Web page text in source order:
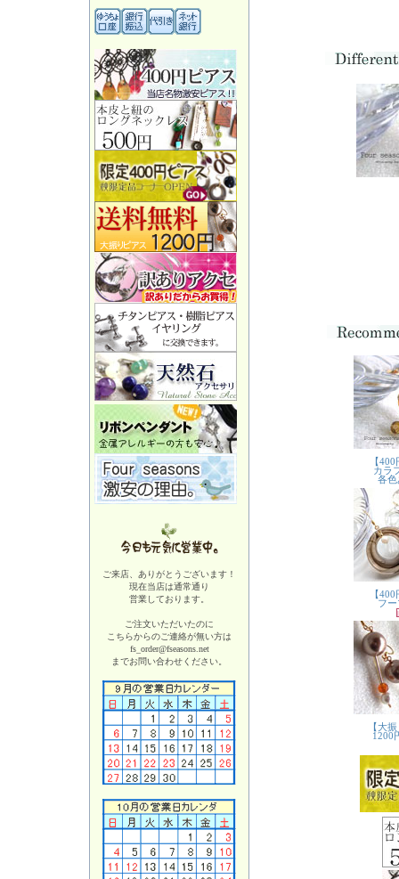
ご来店、ありがとうございます！
現在当店は通常通り
営業しております。
ご注文いただいたのに
こちらからのご連絡が無い方は
fs_order@fseasons.net
までお問い合わせください。